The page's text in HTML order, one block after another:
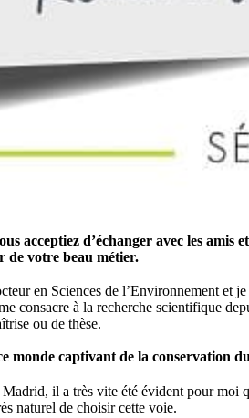
acceptiez d’échanger avec les
de votre beau métier.
en Sciences de l’Environnement
consacre à la recherche scientifique
ou de thèse.
monde captivant de la conservation
il a très vite été évident pour
naturel de choisir cette voie.